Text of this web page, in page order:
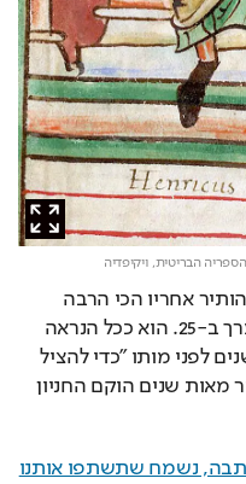
הבריטית, ויקיפדיה
ככל הידוע, הוא גם המלך האנגלי שהותיר אחריו הכי הרבה
ילדים מחוץ לנישואים: מספרם מוערך ב-25. הוא ככל הנראה
נטמן במנזר רידינג, אותו הקים 14 שנים לפני מותו "כדי להציל
את נפשו", ואשר על הריסותיו כעבור מאות שנים הוקם החניון
נשמח שתשתפו אותנו